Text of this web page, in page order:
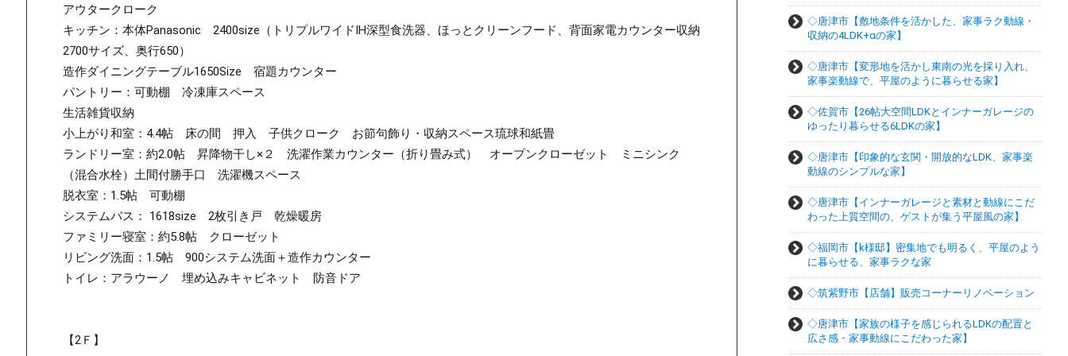
アウタークローク
キッチン：本体Panasonic 2400size（トリプルワイドIH深型食洗器、ほっとクリーンフード、背面家電カウンター収納
2700サイズ、奥行650）
造作ダイニングテーブル1650Size 宿題カウンター
パントリー：可動棚 冷凍庫スペース
生活雑貨収納
小上がり和室：4.4帖 床の間 押入 子供クローク お節句飾り・収納スペース琉球和紙畳
ランドリー室：約2.0帖 昇降物干し×２ 洗濯作業カウンター（折り畳み式） オープンクローゼット ミニシンク
（混合水栓）土間付勝手口 洗濯機スペース
脱衣室：1.5帖 可動棚
システムバス： 1618size 2枚引き戸 乾燥暖房
ファミリー寝室：約5.8帖 クローゼット
リビング洗面：1.5帖 900システム洗面＋造作カウンター
トイレ：アラウーノ 埋め込みキャビネット 防音ドア
【2Ｆ】
◇唐津市【敷地条件を活かした、家事ラク動線・
収納の4LDK+αの家】
◇唐津市【変形地を活かし東南の光を採り入れ、
家事楽動線で、平屋のように暮らせる家】
◇佐賀市【26帖大空間LDKとインナーガレージの
ゆったり暮らせる6LDKの家】
◇唐津市【印象的な玄関・開放的なLDK、家事楽
動線のシンプルな家】
◇唐津市【インナーガレージと素材と動線にこだ
わった上質空間の、ゲストが集う平屋風の家】
◇福岡市【k様邸】密集地でも明るく、平屋のよう
に暮らせる、家事ラクな家
◇筑紫野市【店舗】販売コーナーリノベーション
◇唐津市【家族の様子を感じられるLDKの配置と
広さ感・家事動線にこだわった家】